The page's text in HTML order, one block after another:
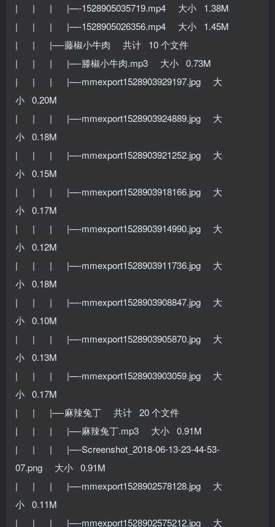
| | | |—-1528905035719.mp4 大小 1.38M
| | | |—-1528905026356.mp4 大小 1.45M
| | |—-藤椒小牛肉 共计 10 个文件
| | | |—-滕椒小牛肉.mp3 大小 0.73M
| | | |—-mmexport1528903929197.jpg 大
小 0.20M
| | | |—-mmexport1528903924889.jpg 大
小 0.18M
| | | |—-mmexport1528903921252.jpg 大
小 0.15M
| | | |—-mmexport1528903918166.jpg 大
小 0.17M
| | | |—-mmexport1528903914990.jpg 大
小 0.12M
| | | |—-mmexport1528903911736.jpg 大
小 0.18M
| | | |—-mmexport1528903908847.jpg 大
小 0.10M
| | | |—-mmexport1528903905870.jpg 大
小 0.13M
| | | |—-mmexport1528903903059.jpg 大
小 0.17M
| | |—-麻辣兔丁 共计 20 个文件
| | | |—-麻辣兔丁.mp3 大小 0.91M
| | | |—-Screenshot_2018-06-13-23-44-53-
07.png 大小 0.91M
| | | |—-mmexport1528902578128.jpg 大
小 0.11M
| | | |—-mmexport1528902575212.jpg 大